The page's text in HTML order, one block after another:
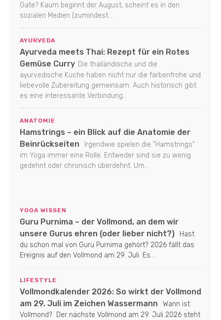
Gate? Kaum beginnt der August, scheint es in den
sozialen Medien (zumindest...
AYURVEDA
Ayurveda meets Thai: Rezept für ein Rotes
Gemüse Curry Die thailändische und die
ayurvedische Küche haben nicht nur die farbenfrohe und
liebevolle Zubereitung gemeinsam. Auch historisch gibt
es eine interessante Verbindung...
ANATOMIE
Hamstrings – ein Blick auf die Anatomie der
Beinrückseiten
Irgendwie spielen die "Hamstrings"
im Yoga immer eine Rolle. Entweder sind sie zu wenig
gedehnt oder chronisch überdehnt. Um...
YOGA WISSEN
Guru Purnima – der Vollmond, an dem wir
unsere Gurus ehren (oder lieber nicht?)
Hast
du schon mal von Guru Purnima gehört? 2026 fällt das
Ereignis auf den Vollmond am 29. Juli. Es...
LIFESTYLE
Vollmondkalender 2026: So wirkt der Vollmond
am 29. Juli im Zeichen Wassermann
Wann ist
Vollmond? Der nächste Vollmond am 29. Juli 2026 steht